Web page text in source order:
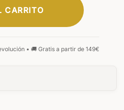
CARRITO